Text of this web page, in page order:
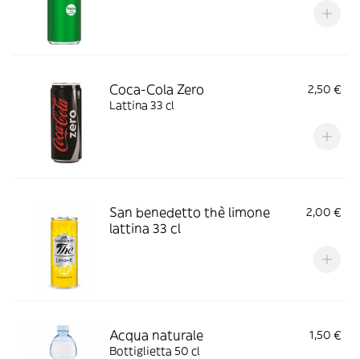
Coca-Cola Zero
2,50 €
Lattina 33 cl
San benedetto thè limone
lattina 33 cl
2,00 €
Acqua naturale
1,50 €
Bottiglietta 50 cl